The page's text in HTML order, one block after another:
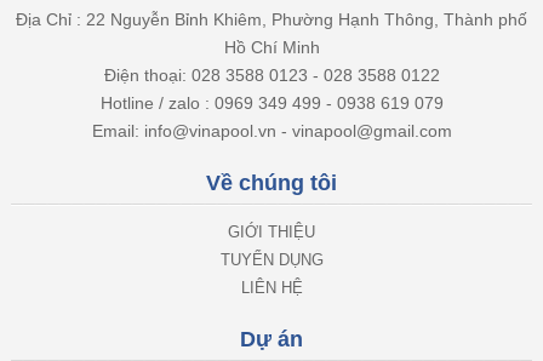
Địa Chỉ : 22 Nguyễn Bỉnh Khiêm, Phường Hạnh Thông, Thành phố
Hồ Chí Minh
Điện thoại: 028 3588 0123 - 028 3588 0122
Hotline / zalo : 0969 349 499 - 0938 619 079
Email: info@vinapool.vn - vinapool@gmail.com
Về chúng tôi
GIỚI THIỆU
TUYỂN DỤNG
LIÊN HỆ
Dự án